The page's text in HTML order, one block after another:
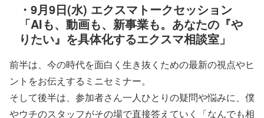
・9月9日(水) エクスマトークセッション
「AIも、動画も、新事業も。あなたの『や
りたい』を具体化するエクスマ相談室」
前半は、今の時代を面白く生き抜くための最新の視点やヒ
ントをお伝えするミニセミナー。
そして後半は、参加者さん一人ひとりの疑問や悩みに、僕
やウチのスタッフがその場で直接答えていく「なんでも相